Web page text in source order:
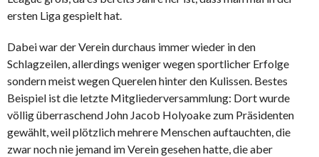
ersten Liga gespielt hat.
Dabei war der Verein durchaus immer wieder in den
Schlagzeilen, allerdings weniger wegen sportlicher Erfolge
sondern meist wegen Querelen hinter den Kulissen. Bestes
Beispiel ist die letzte Mitgliederversammlung: Dort wurde
völlig überraschend John Jacob Holyoake zum Präsidenten
gewählt, weil plötzlich mehrere Menschen auftauchten, die
zwar noch nie jemand im Verein gesehen hatte, die aber